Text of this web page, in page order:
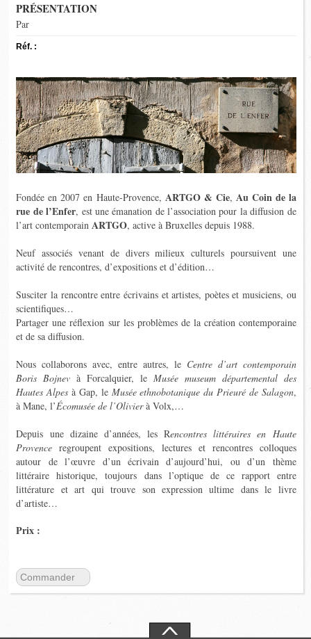
PRÉSENTATION
Par
Réf. :
Fondée en 2007 en Haute-Provence, ARTGO & Cie, Au Coin de la
rue de l’Enfer, est une émanation de l’association pour la diffusion de
l’art contemporain ARTGO, active à Bruxelles depuis 1988.
Neuf associés venant de divers milieux culturels poursuivent une
activité de rencontres, d’expositions et d’édition…
Susciter la rencontre entre écrivains et artistes, poètes et musiciens, ou
scientifiques…
Partager une réflexion sur les problèmes de la création contemporaine
et de sa diffusion.
Nous collaborons avec, entre autres, le Centre d’art contemporain
Boris Bojnev à Forcalquier, le Musée museum départemental des
Hautes Alpes à Gap, le Musée ethnobotanique du Prieuré de Salagon,
à Mane, l’Écomusée de l’Olivierà Volx,…
Depuis une dizaine d’années, lesRencontres littéraires en Haute
Provence regroupent expositions, lectures et rencontres colloques
autour de l’œuvre d’un écrivain d’aujourd’hui, ou d’un thème
littéraire historique, toujours dans l’optique de ce rapport entre
littérature et art qui trouve son expression ultime dans le livre
d’artiste…
Prix :
Commander